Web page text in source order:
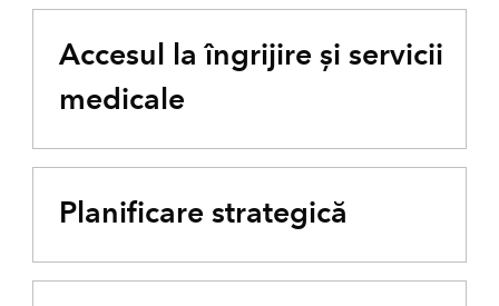
Accesul la îngrijire și servicii
medicale
Planificare strategică